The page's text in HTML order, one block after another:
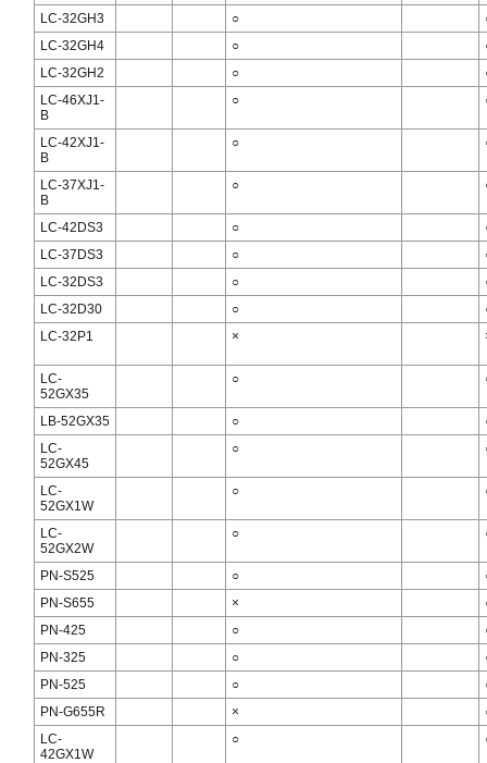
LC-32GH3 ○
LC-32GH4
○
LC-32GH2
○
LC-46XJ1-
B
○
LC-42XJ1-
B
○
LC-37XJ1-
B
○
LC-42DS3 ○
LC-37DS3
○
LC-32DS3
○
LC-32D30
○
LC-32P1
×
LC-
52GX35
○
LB-52GX35 ○
LC-
52GX45
○
LC-
52GX1W
○
LC-
52GX2W
○
PN-S525 ○
PN-S655
×
PN-425
○
PN-325
○
PN-525
○
PN-G655R
×
LC-
42GX1W
○